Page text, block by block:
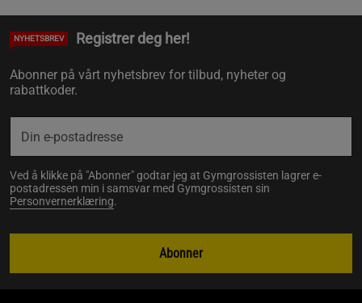
NYHETSBREV Registrer deg her!
Abonner på vårt nyhetsbrev for tilbud, nyheter og
rabattkoder.
Ved å klikke på "Abonner" godtar jeg at Gymgrossisten lagrer e-
postadressen min i samsvar med Gymgrossisten sin
Personvernerklæring.
Abonner